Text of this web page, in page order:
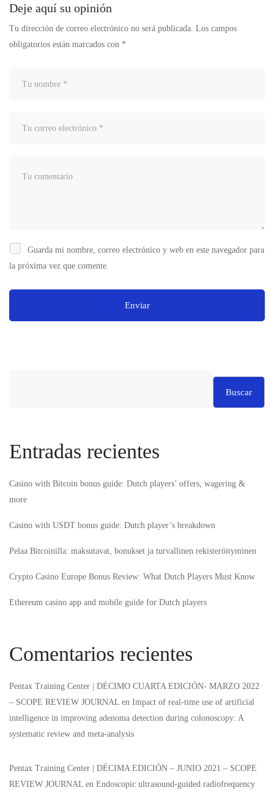
Deje aquí su opinión
Tu dirección de correo electrónico no será publicada. Los campos
obligatorios están marcados con *
Guarda mi nombre, correo electrónico y web en este navegador para
la próxima vez que comente.
Buscar
Entradas recientes
Casino with Bitcoin bonus guide: Dutch players’ offers, wagering &
more
Casino with USDT bonus guide: Dutch player’s breakdown
Pelaa Bitcoinilla: maksutavat, bonukset ja turvallinen rekisteröityminen
Crypto Casino Europe Bonus Review: What Dutch Players Must Know
Ethereum casino app and mobile guide for Dutch players
Comentarios recientes
Pentax Training Center | DÉCIMO CUARTA EDICIÓN- MARZO 2022
– SCOPE REVIEW JOURNAL en Impact of real-time use of artificial
intelligence in improving adenoma detection during colonoscopy: A
systematic review and meta-analysis
Pentax Training Center | DÉCIMA EDICIÓN – JUNIO 2021 – SCOPE
REVIEW JOURNAL en Endoscopic ultrasound-guided radiofrequency